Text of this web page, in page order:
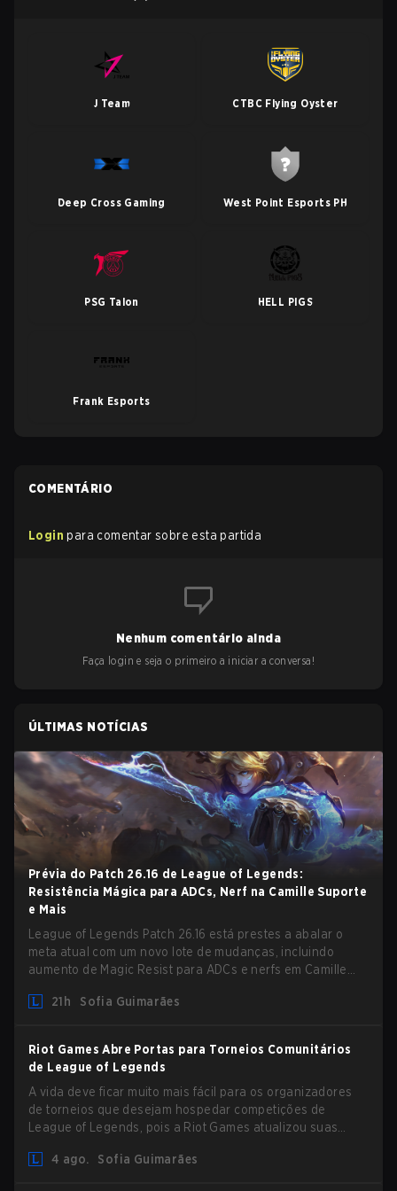
J Team CTBC Flying Oyster
Deep Cross Gaming West Point Esports PH
PSG Talon HELL PIGS
Frank Esports
COMENTÁRIO
Login para comentar sobre esta partida
Nenhum comentário ainda
Faça login e seja o primeiro a iniciar a conversa!
ÚLTIMAS NOTÍCIAS
Prévia do Patch 26.16 de League of Legends:
Resistência Mágica para ADCs, Nerf na Camille Suporte
e Mais
League of Legends Patch 26.16 está prestes a abalar o
meta atual com um novo lote de mudanças, incluindo
aumento de Magic Resist para ADCs e nerfs em Camille
21h
Sofia Guimarães
Riot Games Abre Portas para Torneios Comunitários
de League of Legends
A vida deve ficar muito mais fácil para os organizadores
de torneios que desejam hospedar competições de
League of Legends, pois a Riot Games atualizou suas
removem várias restrições desatualizadas.
4 ago. Sofia Guimarães